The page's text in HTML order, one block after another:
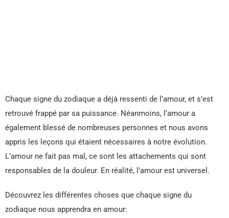
Chaque signe du zodiaque a déjà ressenti de l’amour, et s’est
retrouvé frappé par sa puissance. Néanmoins, l’amour a
également blessé de nombreuses personnes et nous avons
appris les leçons qui étaient nécessaires à notre évolution.
L’amour ne fait pas mal, ce sont les attachements qui sont
responsables de la douleur. En réalité, l’amour est universel.
Découvrez les différentes choses que chaque signe du
zodiaque nous apprendra en amour: